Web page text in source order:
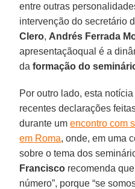
entre outras
intervenção do secretário
Clero, Andrés Ferrada
apresentaçãoqual é a
daformação do
Por outro lado, esta
recentes declarações
durante umencontro com
em Roma, onde, em uma
sobre o tema dos
Francisco recomenda
número”, porque “se